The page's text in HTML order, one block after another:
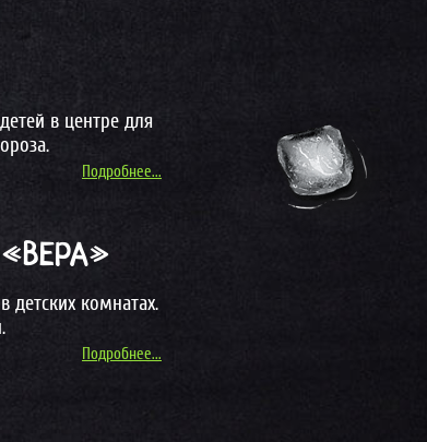
в центре для
Подробнее...
комнатах.
Подробнее...